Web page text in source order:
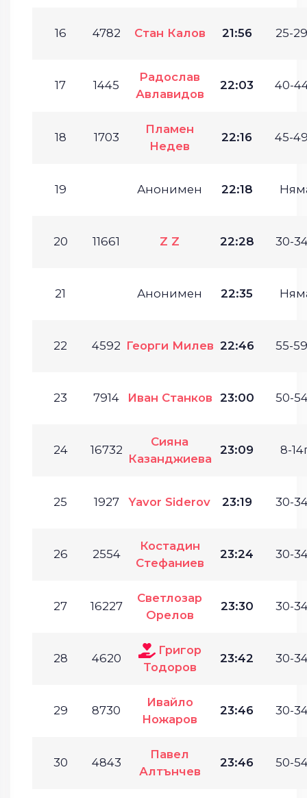
16 4782 Стан Калов 21:56 25-
17 1445
Радослав
Авлавидов
22:03 40-
18 1703
Пламен
Недев
22:16 45-
19 Анонимен 22:18
20 11661 Z Z 22:28 30-
21 Анонимен 22:35
22 4592 Георги Милев 22:46 55-
23 7914 Иван Станков 23:00 50-
24 16732
Сияна
Казанджиева
23:09 8-
25 1927 Yavor Siderov 23:19 30-
26 2554
Костадин
Стефаниев
23:24 30-
27 16227
Светлозар
Орелов
23:30 30-
28 4620
Григор
Тодоров
23:42 30-
29 8730
Ивайло
Ножаров
23:46 30-
30 4843
Павел
Алтънчев
23:46 50-